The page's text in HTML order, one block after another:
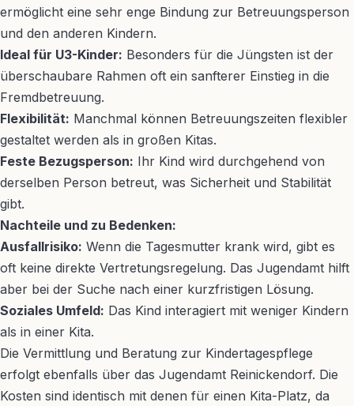
ermöglicht eine sehr enge Bindung zur Betreuungsperson
und den anderen Kindern.
Ideal für U3-Kinder: Besonders für die Jüngsten ist der
überschaubare Rahmen oft ein sanfterer Einstieg in die
Fremdbetreuung.
Flexibilität: Manchmal können Betreuungszeiten flexibler
gestaltet werden als in großen Kitas.
Feste Bezugsperson: Ihr Kind wird durchgehend von
derselben Person betreut, was Sicherheit und Stabilität
gibt.
Nachteile und zu Bedenken:
Ausfallrisiko: Wenn die Tagesmutter krank wird, gibt es
oft keine direkte Vertretungsregelung. Das Jugendamt hilft
aber bei der Suche nach einer kurzfristigen Lösung.
Soziales Umfeld: Das Kind interagiert mit weniger Kindern
als in einer Kita.
Die Vermittlung und Beratung zur Kindertagespflege
erfolgt ebenfalls über das Jugendamt Reinickendorf. Die
Kosten sind identisch mit denen für einen Kita-Platz, da